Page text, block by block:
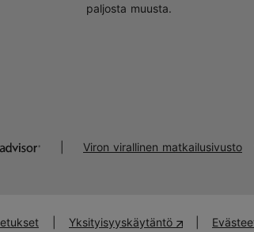
paljosta muusta.
Viron virallinen matkailusivusto
Yksityisyyskäytäntö